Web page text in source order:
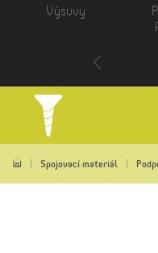
Výsuvy
Spojovací materiál